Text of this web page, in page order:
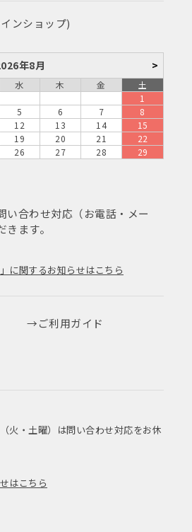
ンショップ)
年8月 >
水 木 金
土
1
5 6 7
8
12 13 14
15
19 20 21
22
26 27 28
29
い合わせ対応（お電話・メー
ます。
に関するお知らせはこちら
ご利用ガイド
火・土曜）は問い合わせ対応をお休
はこちら